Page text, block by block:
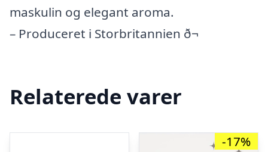
maskulin og elegant aroma.
– Produceret i Storbritannien ð¬
Relaterede varer
-17%